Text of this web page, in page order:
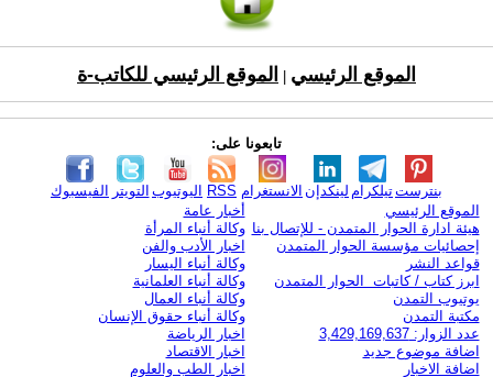
الموقع الرئيسي الموقع الرئيسي للكاتب-ة
تابعونا على:
الفيسبوك التويتر اليوتيوب RSS الانستغرام لينكدإن تيلكرامبنترست
الموقع الرئيسي
هيئة ادارة الحوار المتمدن - للإتصال بنا
إحصائيات مؤسسة الحوار المتمدن
قواعد النشر
ابرز كتاب / كاتبات الحوار المتمدن
يوتيوب التمدن
مكتبة التمدن
عدد الزوار: 3,429,169,637
اضافة موضوع جديد
اضافة الاخبار
أخبار عامة
وكالة أنباء المرأة
اخبار الأدب والفن
وكالة أنباء اليسار
وكالة أنباء العلمانية
وكالة أنباء العمال
وكالة أنباء حقوق الإنسان
اخبار الرياضة
اخبار الاقتصاد
اخبار الطب والعلوم